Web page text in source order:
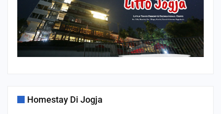
Homestay Di Jogja